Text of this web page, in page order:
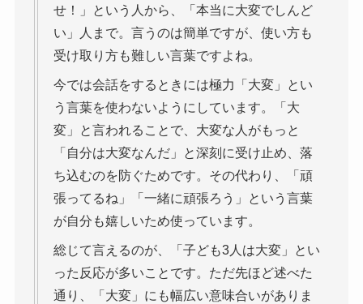
せ！」という人から、「本当に大変でしんど
い」人まで。言うのは簡単ですが、使い方も
受け取り方も難しい言葉ですよね。
今では会話をするときには極力「大変」とい
う言葉を使わないようにしています。「大
変」と言われることで、大変な人がもっと
「自分は大変なんだ」と深刻に受け止め、落
ち込むのを防ぐためです。その代わり、「頑
張ってるね」「一緒に頑張ろう」という言葉
が自分も嬉しいため使っています。
総じて言えるのが、「子ども3人は大変」とい
った反応が多いことです。ただ先ほど述べた
通り、「大変」にも幅広い意味合いがありま